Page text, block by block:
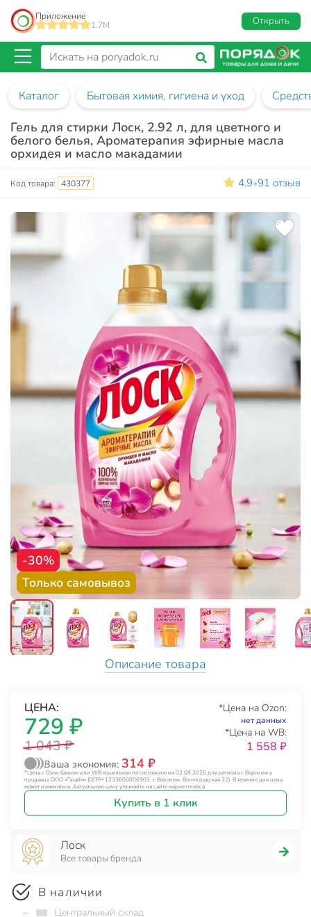
Приложение
1.7M
Открыть
Каталог Бытовая химия, гигиена и уход
Гель для стирки Лоск, 2.92 л, для цветного и
белого белья, Ароматерапия эфирные масла
орхидея и масло макадамии
Код товара: 430377 4.9•91 отзыв
-30%
Только самовывоз
Описание товара
ЦЕНА:
729 ₽
1 043 ₽
*Цена на Ozon:
нет данных
*Цена на WB:
1 558 ₽
Ваша экономия: 314 ₽
*Цена с Озон банком или WB кошельком по состоянию на 02.08.2026 для региона г. Воронеж у
продавца ООО «Прайм» (ОГРН 1233600006903, г. Воронеж, Волгоградская 32). В течение дня цена
может изменяться. Актуальную цену уточняйте на сайте маркетплейса.
Купить в 1 клик
Лоск
Все товары бренда
В наличии
~ Центральный склад